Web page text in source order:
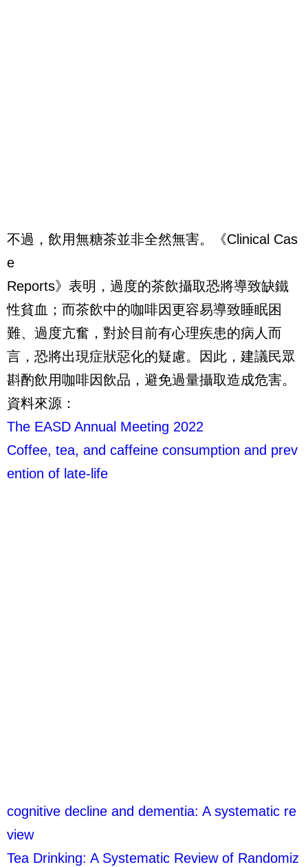
不過，飲用無糖茶並非全然無害。《Clinical Cas
e
Reports》表明，過度的茶飲攝取恐將導致缺鐵
性貧血；而茶飲中的咖啡因更容易導致睡眠困
難、過度亢奮，對於目前有心理疾患的病人而
言，恐將出現症狀惡化的疑慮。因此，建議民眾
斟酌飲用咖啡因飲品，避免過量攝取造成危害。
資料來源：
The EASD Annual Meeting 2022
Coffee, tea, and caffeine consumption and prev
ention of late-life
cognitive decline and dementia: A systematic re
view
Tea Drinking: A Systematic Review of Randomiz